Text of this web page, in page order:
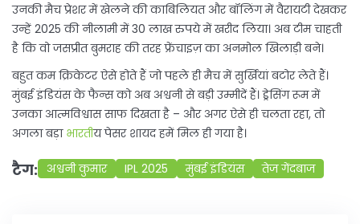
उनकी मैच प्रेशर में खेलने की काबिलियत और बॉलिंग में वैरायटी देखकर
उन्हें 2025 की नीलामी में 30 लाख रुपये में खरीद लिया। अब टीम चाहती
है कि वो जसप्रीत बुमराह की तरह फ्रेंचाइज़ का अनमोल खिलाड़ी बने।
बहुत कम क्रिकेटर ऐसे होते हैं जो पहले ही मैच में सुर्खियां बटोर लेते हैं।
मुंबई इंडियंस के फैन्स को अब अश्वनी से बड़ी उम्मीदें हैं। ड्रेसिंग रूम में
उनका आत्मविश्वास साफ दिखता है – और अगर ऐसे ही चलता रहा, तो
अगला बड़ा भारतीय पेसर शायद हमें मिल ही गया है।
टैग: अश्वनी कुमार IPL 2025 मुंबई इंडियंस तेज गेंदबाज